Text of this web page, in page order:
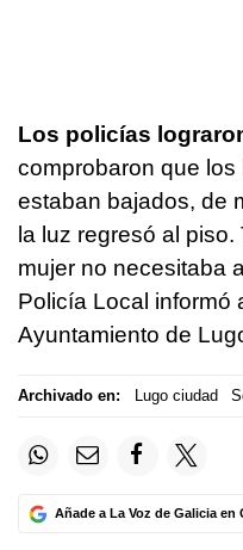
Los policías
comprobaron que
estaban bajados, de
la luz regresó al
mujer no necesitaba
Policía Local informó
Ayuntamiento de
Archivado en: Lugo ciudad
Añade a La Voz de Galicia en